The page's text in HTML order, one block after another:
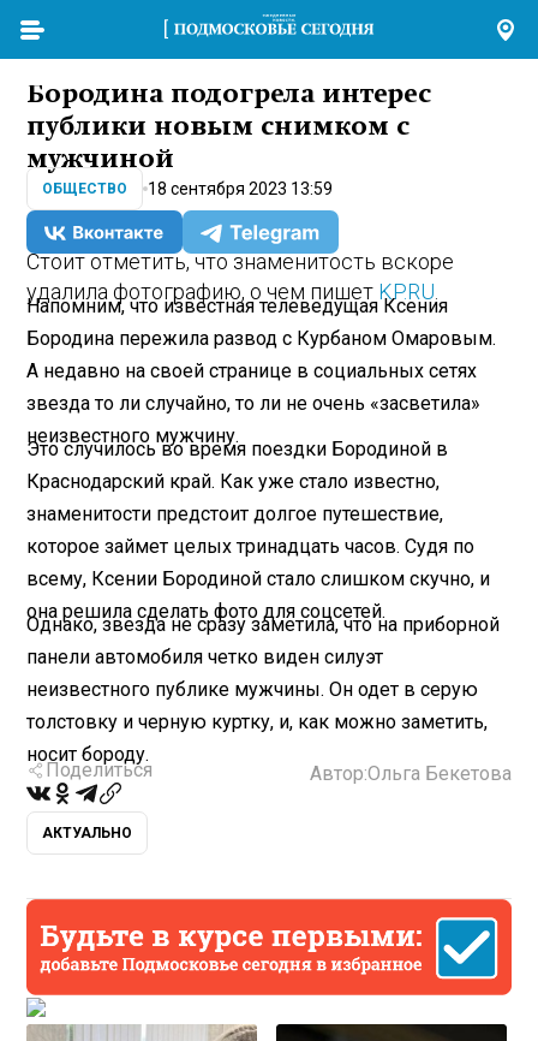
Бородина подогрела интерес
публики новым снимком с
мужчиной
ОБЩЕСТВО 18 сентября 2023 13:59
Стоит отметить, что знаменитость вскоре
удалила фотографию, о чем пишет KP.RU
Напомним, что известная телеведущая Ксения
Бородина пережила развод с Курбаном Омаровым.
А недавно на своей странице в социальных сетях
звезда то ли случайно, то ли не очень «засветила»
неизвестного мужчину.
Это случилось во время поездки Бородиной в
Краснодарский край. Как уже стало известно,
знаменитости предстоит долгое путешествие,
которое займет целых тринадцать часов. Судя по
всему, Ксении Бородиной стало слишком скучно, и
она решила сделать фото для соцсетей.
Однако, звезда не сразу заметила, что на приборной
панели автомобиля четко виден силуэт
неизвестного публике мужчины. Он одет в серую
толстовку и черную куртку, и, как можно заметить,
носит бороду.
Поделиться Автор:Ольга Бекетова
АКТУАЛЬНО